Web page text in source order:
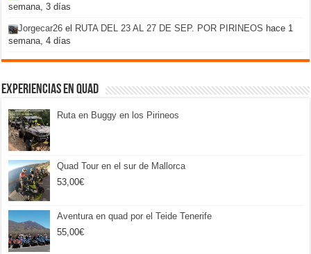
semana, 3 días
Jorgecar26 el RUTA DEL 23 AL 27 DE SEP. POR PIRINEOS hace 1
semana, 4 días
Experiencias en Quad
Ruta en Buggy en los Pirineos
Quad Tour en el sur de Mallorca
53,00€
Aventura en quad por el Teide Tenerife
55,00€